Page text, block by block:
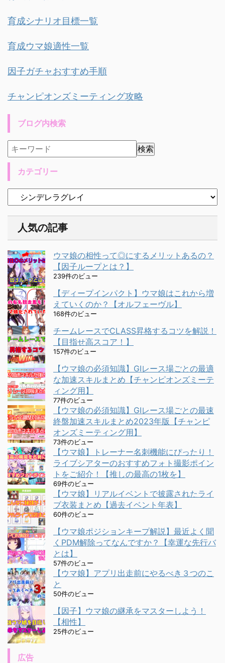
育成シナリオ目標一覧
育成ウマ娘適性一覧
因子ガチャおすすめ手順
チャンピオンズミーティング攻略
ブログ内検索
カテゴリー
人気の記事
ウマ娘の相性って◎にするメリットあるの？
【因子ループとは？】
239件のビュー
【ディープインパクト】ウマ娘はこれから増
えていくのか？【オルフェーヴル】
168件のビュー
チームレースでCLASS昇格するコツを解説！
【目指せ高スコア！】
157件のビュー
【ウマ娘の必須知識】GⅠレース場ごとの最適
な加速スキルまとめ【チャンピオンズミーテ
ィング用】
77件のビュー
【ウマ娘の必須知識】GⅠレース場ごとの最速
終盤加速スキルまとめ2023年版【チャンピ
オンズミーティング用】
73件のビュー
【ウマ娘】トレーナー名刺機能にぴったり！
ライブシアターのおすすめフォト撮影ポイン
トをご紹介！【推しの最高の1枚を】
69件のビュー
【ウマ娘】リアルイベントで披露されたライ
ブ衣装まとめ【過去イベント年表】
60件のビュー
【ウマ娘ポジションキープ解説】最近よく聞
くPDM解除ってなんですか？【幸運な先行バ
とは】
57件のビュー
【ウマ娘】アプリ出走前にやるべき３つのこ
と
50件のビュー
【因子】ウマ娘の継承をマスターしよう！
【相性】
25件のビュー
広告